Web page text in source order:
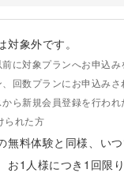
象外です。
に対象プランへお申込み
回数プランにお申込みさ
ら新規会員登録を行われ
られた方
無料体験と同様、いつ
お1人様につき1回限